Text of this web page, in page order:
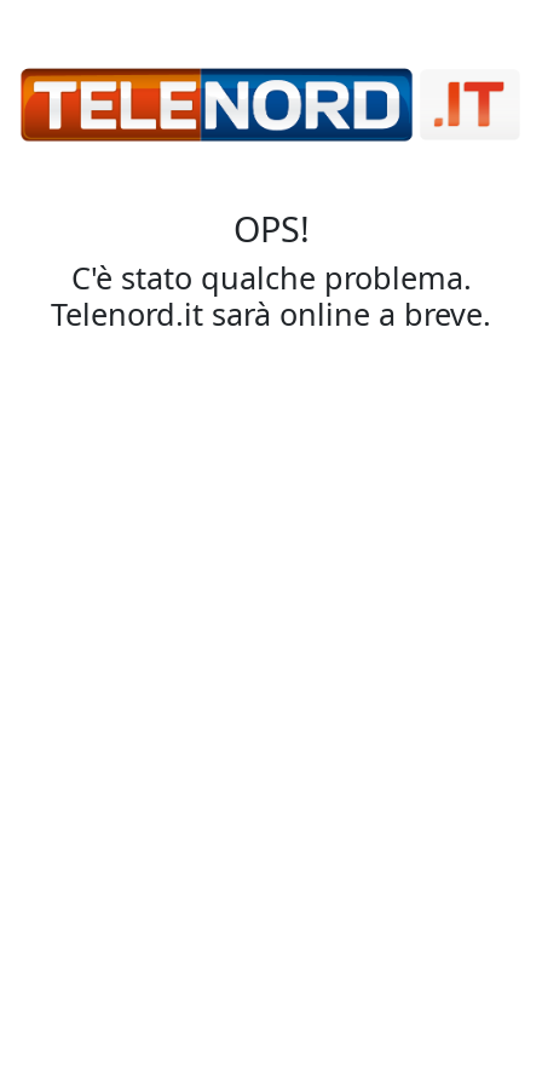
OPS!
C'è stato qualche problema.
Telenord.it sarà online a breve.